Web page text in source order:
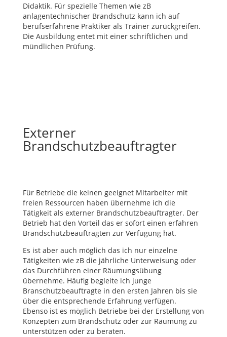
Didaktik. Für spezielle Themen wie zB
anlagentechnischer Brandschutz kann ich auf
berufserfahrene Praktiker als Trainer zurückgreifen.
Die Ausbildung entet mit einer schriftlichen und
mündlichen Prüfung.
Externer
Brandschutzbeauftragter
Für Betriebe die keinen geeignet Mitarbeiter mit
freien Ressourcen haben übernehme ich die
Tätigkeit als externer Brandschutzbeauftragter. Der
Betrieb hat den Vorteil das er sofort einen erfahren
Brandschutzbeauftragten zur Verfügung hat.
Es ist aber auch möglich das ich nur einzelne
Tätigkeiten wie zB die jährliche Unterweisung oder
das Durchführen einer Räumungsübung
übernehme. Häufig begleite ich junge
Branschutzbeauftragte in den ersten Jahren bis sie
über die entsprechende Erfahrung verfügen.
Ebenso ist es möglich Betriebe bei der Erstellung von
Konzepten zum Brandschutz oder zur Räumung zu
unterstützen oder zu beraten.